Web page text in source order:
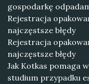
gospodarkę
Rejestracja
najczęstsze błędy
Rejestracja
najczęstsze błędy
Jak Kotkas pomaga
studium przypadku